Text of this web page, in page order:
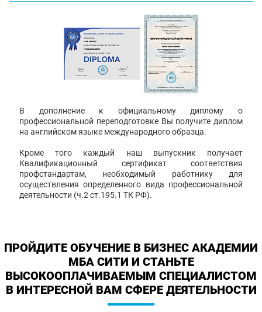
В дополнение к официальному диплому о
профессиональной переподготовке Вы получите диплом
на английском языке международного образца.
Кроме того каждый наш выпускник получает
Квалификационный сертификат соответствия
профстандартам, необходимый работнику для
осуществления определенного вида профессиональной
деятельности (ч.2 ст.195.1 ТК РФ).
ПРОЙДИТЕ ОБУЧЕНИЕ В БИЗНЕС АКАДЕМИИ
МБА СИТИ И СТАНЬТЕ
ВЫСОКООПЛАЧИВАЕМЫМ СПЕЦИАЛИСТОМ
В ИНТЕРЕСНОЙ ВАМ СФЕРЕ ДЕЯТЕЛЬНОСТИ